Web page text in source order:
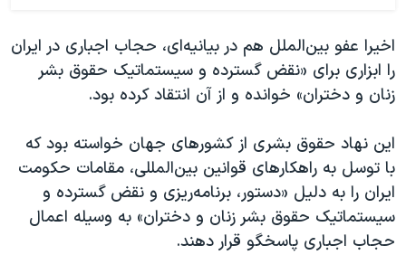
اخیرا عفو بین‌الملل هم در بیانیه‌ای، حجاب اجباری در ایران
را ابزاری برای «نقض گسترده و سیستماتیک حقوق بشر
زنان و دختران» خوانده و از آن انتقاد کرده بود.
این نهاد حقوق بشری از کشورهای جهان خواسته بود که
با توسل به راهکارهای قوانین بین‌المللی، مقامات حکومت
ایران را به دلیل «دستور، برنامه‌ریزی و نقض گسترده و
سیستماتیک حقوق بشر زنان و دختران» به وسیله اعمال
حجاب اجباری پاسخگو قرار دهند.